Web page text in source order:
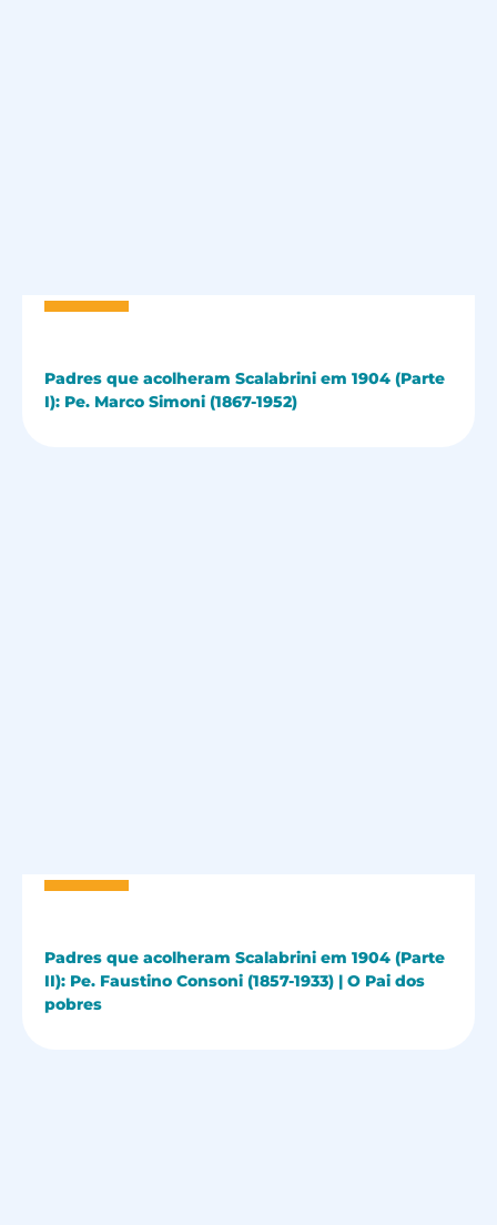
Padres que acolheram Scalabrini em 1904 (Parte
I): Pe. Marco Simoni (1867-1952)
Padres que acolheram Scalabrini em 1904 (Parte
II): Pe. Faustino Consoni (1857-1933) | O Pai dos
pobres